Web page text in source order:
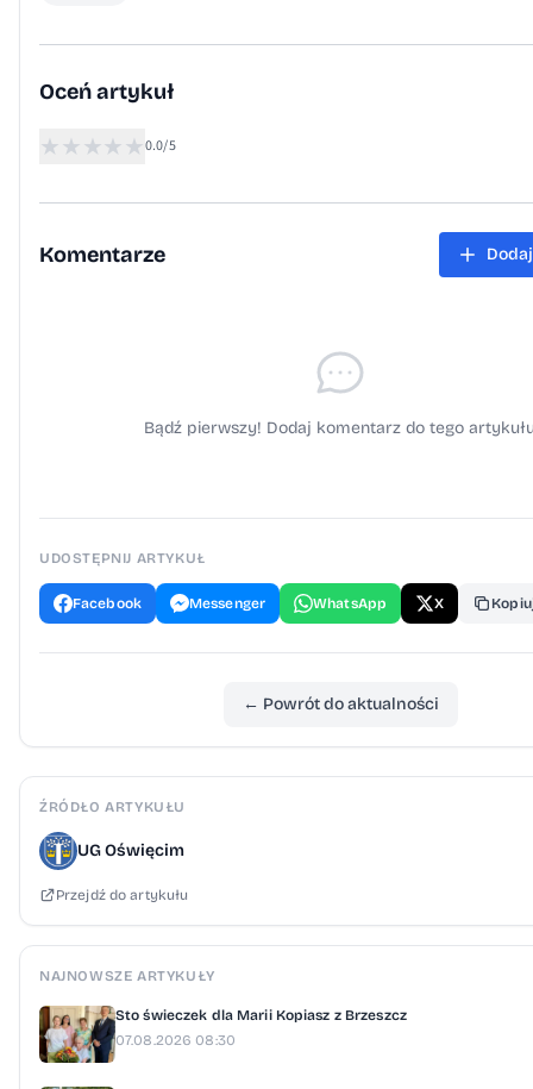
Oceń artykuł
★ ★ ★★ ★0.0/5
Komentarze
Bądź pierwszy! Dodaj komentarz do tego
UDOSTĘPNIJ ARTYKUŁ
Facebook Messenger WhatsApp X
← Powrót do aktualności
ŹRÓDŁO ARTYKUŁU
UG Oświęcim
Przejdź do artykułu
NAJNOWSZE ARTYKUŁY
Sto świeczek dla Marii Kopiasz z Brzeszcz
07.08.2026 08:30